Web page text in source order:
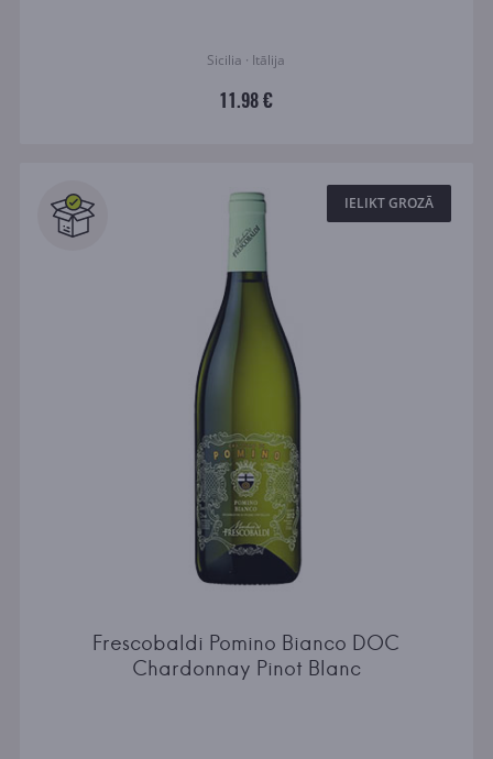
Sicilia · Itālija
11.98 €
IELIKT GROZĀ
Frescobaldi Pomino Bianco DOC
Chardonnay Pinot Blanc